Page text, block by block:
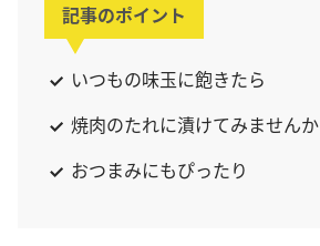
記事のポイント
いつもの味玉に飽きたら
焼肉のたれに漬けてみませんか
おつまみにもぴったり